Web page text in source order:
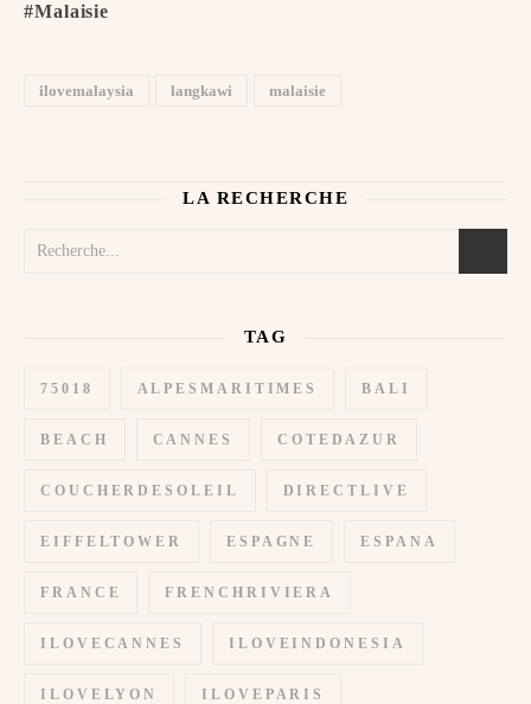
#Malaisie
ilovemalaysia langkawi malaisie
LA RECHERCHE
TAG
75018 ALPESMARITIMES BALI
BEACH CANNES COTEDAZUR
COUCHERDESOLEIL DIRECTLIVE
EIFFELTOWER ESPAGNE ESPANA
FRANCE FRENCHRIVIERA
ILOVECANNES ILOVEINDONESIA
ILOVELYON ILOVEPARIS